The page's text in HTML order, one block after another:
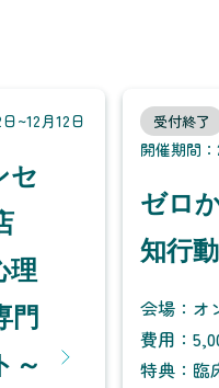
~12月12日
セ
理
門
～
受付終了
開催期間：
ゼロ
知行
会場：オ
費用：
特典：臨